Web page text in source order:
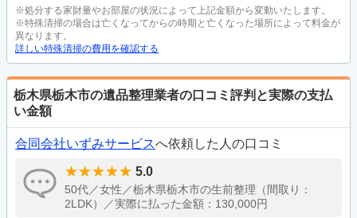
※処分する家財量やお部屋の状況によって上記金額から変動いたします。
※特殊清掃の場合は亡くなってからの時期と亡くなった場所によって料金が
異なります。
詳しい特殊清掃の費用を確認する
栃木県栃木市の遺品整理業者の口コミ評判と実際の支払
い金額
合同会社いずみサービスへ依頼した人の口コミ
5.0
50代／女性／栃木県栃木市の生前整理（間取り：
2LDK）／実際に払った金額：130,000円